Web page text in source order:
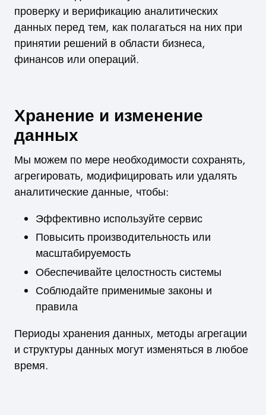
проверку и верификацию аналитических
данных перед тем, как полагаться на них при
принятии решений в области бизнеса,
финансов или операций.
Хранение и изменение
данных
Мы можем по мере необходимости сохранять,
агрегировать, модифицировать или удалять
аналитические данные, чтобы:
Эффективно используйте сервис
Повысить производительность или
масштабируемость
Обеспечивайте целостность системы
Соблюдайте применимые законы и
правила
Периоды хранения данных, методы агрегации
и структуры данных могут изменяться в любое
время.